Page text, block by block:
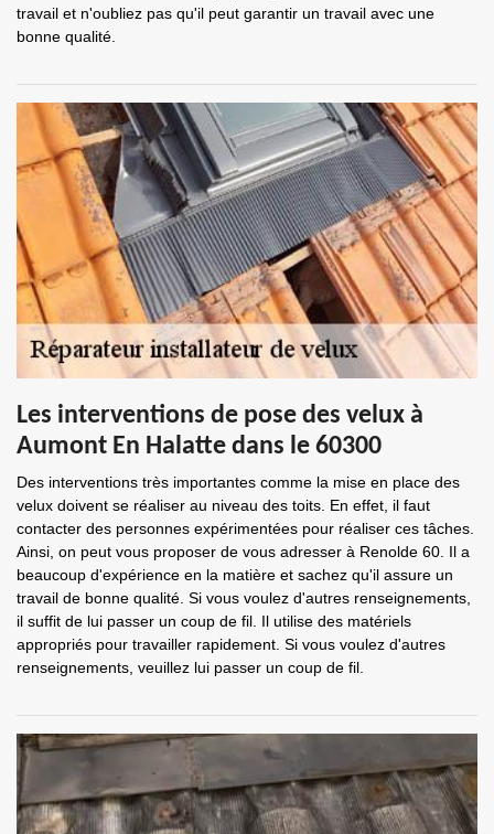
travail et n'oubliez pas qu'il peut garantir un travail avec une
bonne qualité.
Les interventions de pose des velux à
Aumont En Halatte dans le 60300
Des interventions très importantes comme la mise en place des
velux doivent se réaliser au niveau des toits. En effet, il faut
contacter des personnes expérimentées pour réaliser ces tâches.
Ainsi, on peut vous proposer de vous adresser à Renolde 60. Il a
beaucoup d'expérience en la matière et sachez qu'il assure un
travail de bonne qualité. Si vous voulez d'autres renseignements,
il suffit de lui passer un coup de fil. Il utilise des matériels
appropriés pour travailler rapidement. Si vous voulez d'autres
renseignements, veuillez lui passer un coup de fil.